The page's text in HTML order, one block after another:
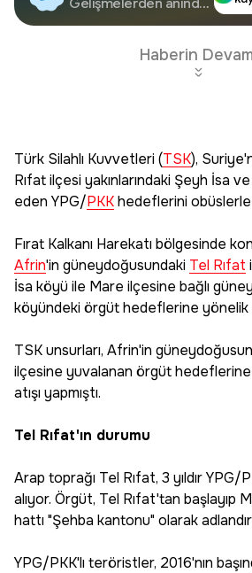
Google'da Takip
Edin
Haberin
Türk Silahlı Kuvvetleri (TSK),
Rıfat ilçesi yakınlarındaki Şeyh İsa
eden YPG/PKKhedeflerini obüslerle
Fırat Kalkanı Harekatı bölgesinde
Afrin'in güneydoğusundaki Tel Rıfat
İsa köyü ile Mare ilçesine bağlı
köyündeki örgüt hedeflerine yönelik
TSK unsurları, Afrin'in
ilçesine yuvalanan örgüt
atışı yapmıştı.
Tel Rıfat'ın durumu
Arap toprağı Tel Rıfat, 3 yıldır YPG/
alıyor. Örgüt, Tel Rıfat'tan başlayıp
hattı "Şehba kantonu" olarak
YPG/PKK'lı teröristler, 2016'nın